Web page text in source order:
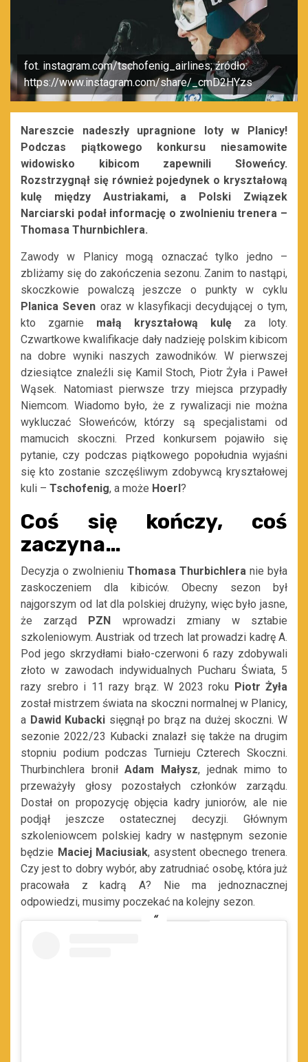
fot. instagram.com/tschofenig_airlines; źródło:
https://www.instagram.com/share/_cmD2HYzs
Nareszcie nadeszły upragnione loty w Planicy!
Podczas piątkowego konkursu niesamowite
widowisko kibicom zapewnili Słoweńcy.
Rozstrzygnął się również pojedynek o kryształową
kulę między Austriakami, a Polski Związek
Narciarski podał informację o zwolnieniu trenera –
Thomasa Thurnbichlera.
Zawody w Planicy mogą oznaczać tylko jedno –
zbliżamy się do zakończenia sezonu. Zanim to nastąpi,
skoczkowie powalczą jeszcze o punkty w cyklu
Planica Seven oraz w klasyfikacji decydującej o tym,
kto zgarnie małą kryształową kulę za loty.
Czwartkowe kwalifikacje dały nadzieję polskim kibicom
na dobre wyniki naszych zawodników. W pierwszej
dziesiątce znaleźli się Kamil Stoch, Piotr Żyła i Paweł
Wąsek. Natomiast pierwsze trzy miejsca przypadły
Niemcom. Wiadomo było, że z rywalizacji nie można
wykluczać Słoweńców, którzy są specjalistami od
mamucich skoczni. Przed konkursem pojawiło się
pytanie, czy podczas piątkowego popołudnia wyjaśni
się kto zostanie szczęśliwym zdobywcą kryształowej
kuli – Tschofenig, a może Hoerl ?
Coś się kończy, coś
zaczyna…
Decyzja o zwolnieniu Thomasa Thurbichlera nie była
zaskoczeniem dla kibiców. Obecny sezon był
najgorszym od lat dla polskiej drużyny, więc było jasne,
że zarząd
PZN
wprowadzi zmiany w sztabie
szkoleniowym. Austriak od trzech lat prowadzi kadrę A.
Pod jego skrzydłami biało-czerwoni 6 razy zdobywali
złoto w zawodach indywidualnych Pucharu Świata, 5
razy srebro i 11 razy brąz. W 2023 roku
Piotr Żyła
został mistrzem świata na skoczni normalnej w Planicy,
a Dawid Kubacki sięgnął po brąz na dużej skoczni. W
sezonie 2022/23 Kubacki znalazł się także na drugim
stopniu podium podczas Turnieju Czterech Skoczni.
Thurbinchlera broniłAdam Małysz, jednak mimo to
przeważyły głosy pozostałych członków zarządu.
Dostał on propozycję objęcia kadry juniorów, ale nie
podjął jeszcze ostatecznej decyzji. Głównym
szkoleniowcem polskiej kadry w następnym sezonie
będzie Maciej Maciusiak, asystent obecnego trenera.
Czy jest to dobry wybór, aby zatrudniać osobę, która już
pracowała z kadrą A? Nie ma jednoznacznej
odpowiedzi, musimy poczekać na kolejny sezon.